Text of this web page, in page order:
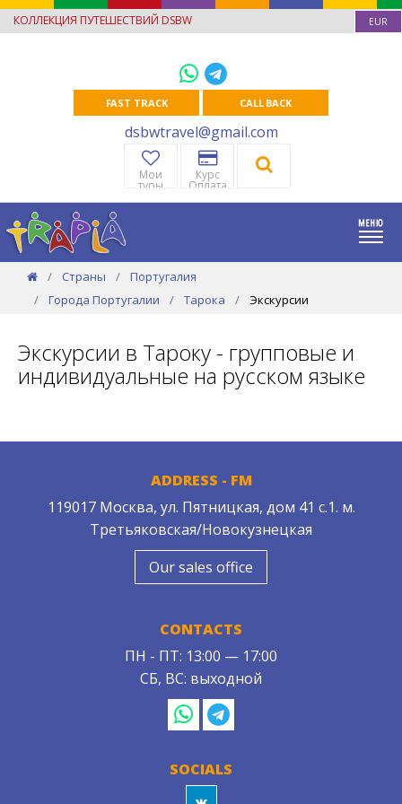
КОЛЛЕКЦИЯ ПУТЕШЕСТВИЙ DSBW EUR
FAST TRACK CALL BACK
dsbwtravel@gmail.com
Мои
туры
Курс
Оплата
Страны
Португалия
Города Португалии
Тарока Экскурсии
Экскурсии в Тароку - групповые и
индивидуальные на русском языке
ADDRESS - FM
119017 Москва, ул. Пятницкая, дом 41 с.1. м.
Третьяковская/Новокузнецкая
Our sales office
CONTACTS
ПН - ПТ: 13:00 — 17:00
СБ, ВС: выходной
SOCIALS